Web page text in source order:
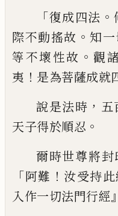
「復成四法 。
際不動搖故 。 知
等不壞性故 。 觀
夷 ！ 是為菩薩成就
說是法時 ， 五
天子得於順忍 。
爾時世尊將封
「阿難 ！ 汝受持此
入作一切法門行經